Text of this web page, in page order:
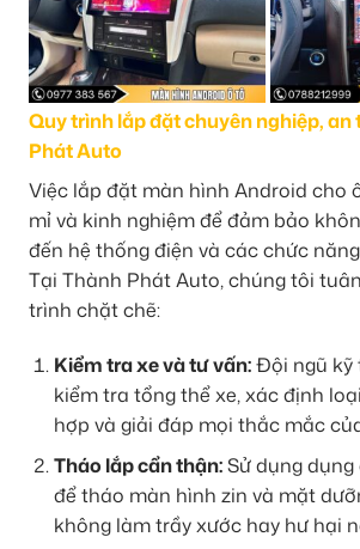
Quy trình lắp đặt chuyên nghiệp, an
Phát Auto
Việc lắp đặt màn hình Android cho
mỉ và kinh nghiệm để đảm bảo
đến hệ thống điện và các chức
Tại Thành Phát Auto, chúng tôi
trình chặt chẽ:
Kiểm tra xe và tư vấn:Đội ngũ kỹ
kiểm tra tổng thể xe, xác định
hợp và giải đáp mọi thắc mắc
Tháo lắp cẩn thận:Sử dụng dụng
để tháo màn hình zin và mặt
không làm trầy xước hay hư hại